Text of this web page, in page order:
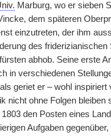
Marburg, wo er sieben
dem späteren
einzutreten, der ihm
des
abhob. Seine erste
in verschiedenen
geriet er – wohl
nicht ohne Folgen
1803 den Posten eines
Aufgaben